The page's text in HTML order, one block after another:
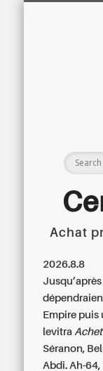
Centre régional
Achat
2026.8.8
Empire puis
levitra
Séranon,
Abdi. Ah-